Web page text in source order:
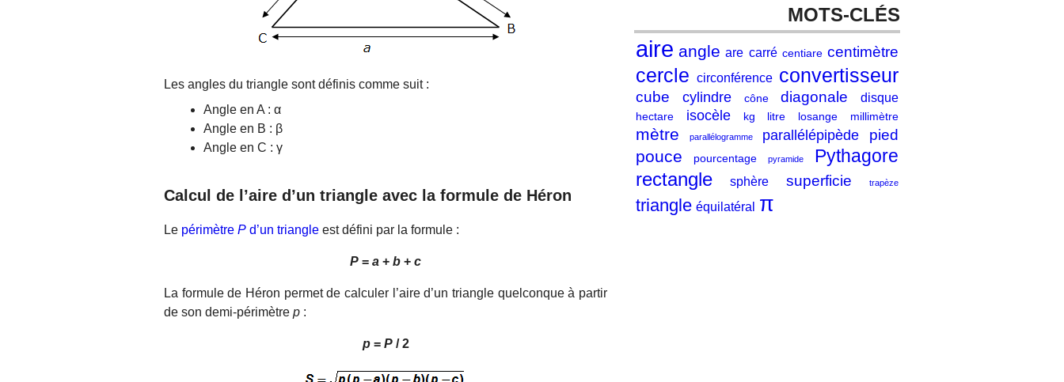
Les angles du triangle sont définis comme suit :
Angle en A : α
Angle en B : β
Angle en C : γ
Calcul de l’aire d’un triangle avec la formule de Héron
Le périmètre P d’un triangle est défini par la formule :
P = a + b + c
La formule de Héron permet de calculer l’aire d’un triangle quelconque à partir
de son demi-périmètre p :
p= P/ 2
MOTS-CLÉS
aire angle are carré centiare centimètre
cercle circonférence convertisseur
cube cylindre cône diagonale disque
hectare isocèle kg litre losange millimètre
mètre parallélogramme parallélépipède pied
pouce pourcentage pyramide Pythagore
rectangle sphère superficie trapèze
triangle équilatéral π